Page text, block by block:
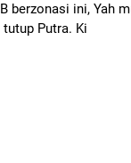
berzonasi ini, Yah
Putra. Ki